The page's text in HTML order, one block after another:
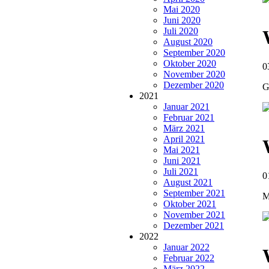
Mai 2020
Juni 2020
Juli 2020
August 2020
September 2020
Oktober 2020
November 2020
Dezember 2020
2021
Januar 2021
Februar 2021
März 2021
April 2021
Mai 2021
Juni 2021
Juli 2021
August 2021
September 2021
Oktober 2021
November 2021
Dezember 2021
2022
Januar 2022
Februar 2022